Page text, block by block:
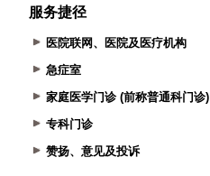
服务捷径
医院联网、医院及医疗机构
急症室
家庭医学门诊 (前称普通科门诊)
专科门诊
赞扬、意见及投诉